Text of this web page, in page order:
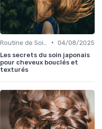
• 04/08/2025
Les secrets du soin japonais
pour cheveux bouclés et
texturés